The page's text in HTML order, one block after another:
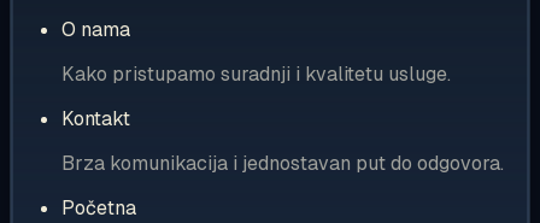
O nama
Kako pristupamo suradnji i kvalitetu usluge.
Kontakt
Brza komunikacija i jednostavan put do odgovora.
Početna